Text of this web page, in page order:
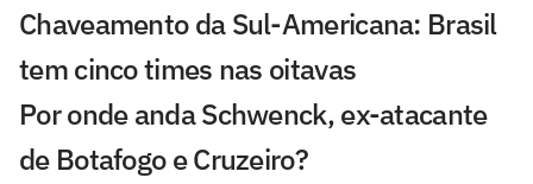
Chaveamento da Sul-Americana: Brasil
tem cinco times nas oitavas
Por onde anda Schwenck, ex-atacante
de Botafogo e Cruzeiro?